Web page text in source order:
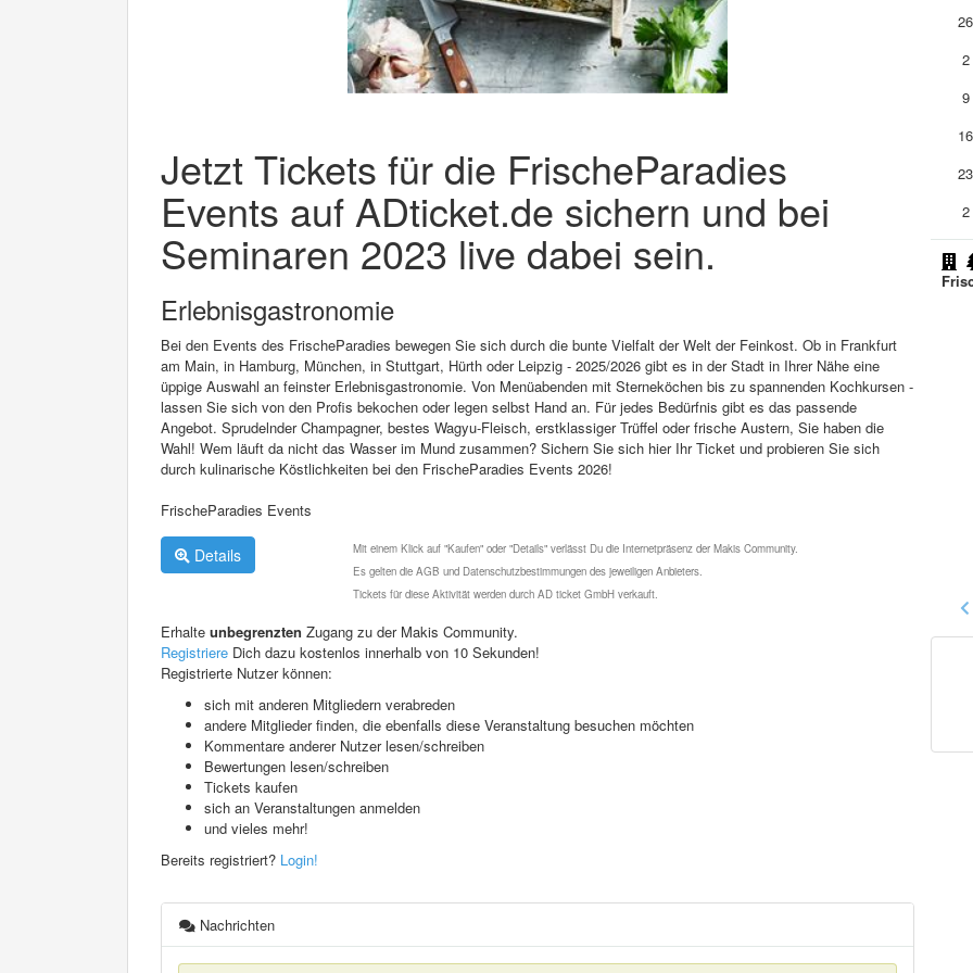
Jetzt Tickets für die FrischeParadies
Events auf ADticket.de sichern und bei
Seminaren 2023 live dabei sein.
Erlebnisgastronomie
Bei den Events des FrischeParadies bewegen Sie sich durch die bunte Vielfalt der Welt der Feinkost. Ob in Frankfurt
am Main, in Hamburg, München, in Stuttgart, Hürth oder Leipzig - 2025/2026 gibt es in der Stadt in Ihrer Nähe eine
üppige Auswahl an feinster Erlebnisgastronomie. Von Menüabenden mit Sterneköchen bis zu spannenden Kochkursen -
lassen Sie sich von den Profis bekochen oder legen selbst Hand an. Für jedes Bedürfnis gibt es das passende
Angebot. Sprudelnder Champagner, bestes Wagyu-Fleisch, erstklassiger Trüffel oder frische Austern, Sie haben die
Wahl! Wem läuft da nicht das Wasser im Mund zusammen? Sichern Sie sich hier Ihr Ticket und probieren Sie sich
durch kulinarische Köstlichkeiten bei den FrischeParadies Events 2026!
FrischeParadies Events
Details
Mit einem Klick auf "Kaufen" oder "Details" verlässt Du die Internetpräsenz der Makis Community.
Es gelten die AGB und Datenschutzbestimmungen des jeweiligen Anbieters.
Tickets für diese Aktivität werden durch AD ticket GmbH verkauft.
Erhalte unbegrenzten Zugang zu der Makis Community.
Registriere Dich dazu kostenlos innerhalb von 10 Sekunden!
Registrierte Nutzer können:
sich mit anderen Mitgliedern verabreden
andere Mitglieder finden, die ebenfalls diese Veranstaltung besuchen möchten
Kommentare anderer Nutzer lesen/schreiben
Bewertungen lesen/schreiben
Tickets kaufen
sich an Veranstaltungen anmelden
und vieles mehr!
Bereits registriert? Login!
Nachrichten
26
2
9
16
23
2